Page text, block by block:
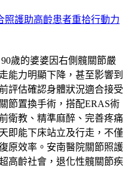
照護助高齡患者重拾行動力
歲的婆婆因右側髖關節嚴
能力明顯下降，甚至影響到
評估確認身體狀況適合接受
節置換手術，搭配ERAS術
衛教、精準麻醉、完善疼痛
即能下床站立及行走，不僅
原效率。安南醫院關節照護
高齡社會，退化性髖關節疾